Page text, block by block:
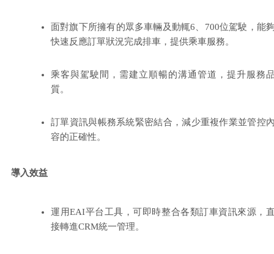
面對旗下所擁有的眾多車輛及動輒6、700位駕駛，能
快速反應訂單狀況完成排車，提供乘車服務。
乘客與駕駛間，需建立順暢的溝通管道，提升服務
質。
訂單資訊與帳務系統緊密結合，減少重複作業並管控
容的正確性。
導入效益
運用EAI平台工具，可即時整合各類訂車資訊來源，
接轉進CRM統一管理。